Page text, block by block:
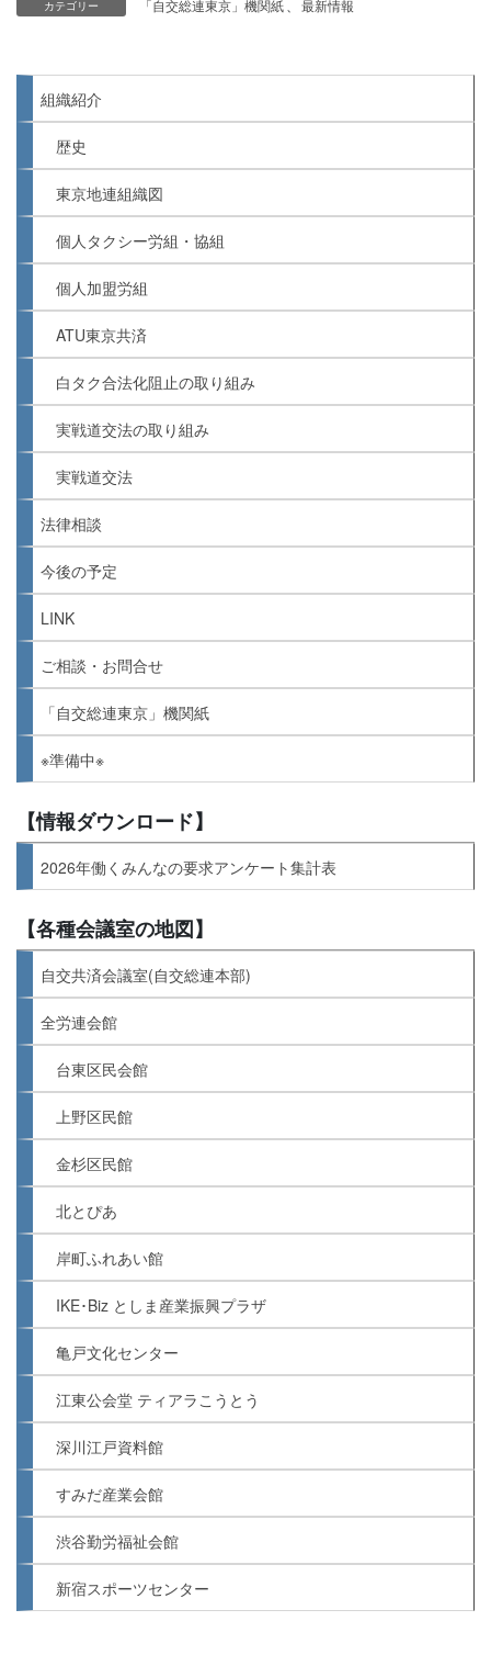
カテゴリー 「自交総連東京」機関紙 最新情報
組織紹介
歴史
東京地連組織図
個人タクシー労組・協組
個人加盟労組
ATU東京共済
白タク合法化阻止の取り組み
実戦道交法の取り組み
実戦道交法
法律相談
今後の予定
LINK
ご相談・お問合せ
「自交総連東京」機関紙
※準備中※
【情報ダウンロード】
2026年働くみんなの要求アンケート集計表
【各種会議室の地図】
自交共済会議室(自交総連本部)
全労連会館
台東区民会館
上野区民館
金杉区民館
北とぴあ
岸町ふれあい館
IKE･Biz としま産業振興プラザ
亀戸文化センター
江東公会堂 ティアラこうとう
深川江戸資料館
すみだ産業会館
渋谷勤労福祉会館
新宿スポーツセンター